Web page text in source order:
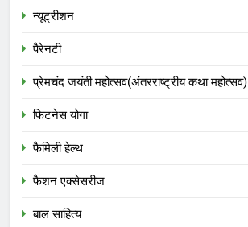
न्यूट्रीशन
पैरेनटी
प्रेमचंद जयंती महोत्सव(अंतरराष्ट्रीय कथा महोत्सव)
फिटनेस योगा
फैमिली हेल्थ
फैशन एक्सेसरीज
बाल साहित्य